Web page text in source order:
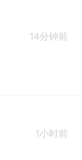
14分钟前
1小时前